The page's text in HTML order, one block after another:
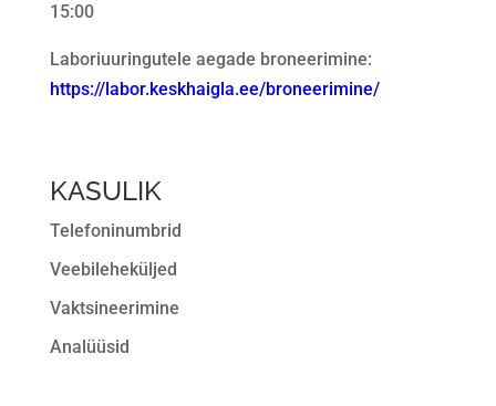
15:00
Laboriuuringutele aegade broneerimine:
https://labor.keskhaigla.ee/broneerimine/
KASULIK
Telefoninumbrid
Veebileheküljed
Vaktsineerimine
Analüüsid